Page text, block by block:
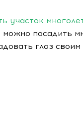
участок
можно посадить
глаз